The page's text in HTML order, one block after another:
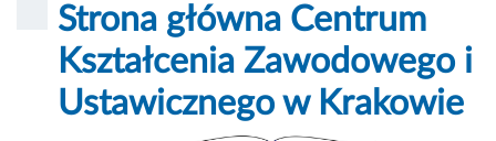
Strona główna Centrum
Kształcenia Zawodowego i
Ustawicznego w Krakowie